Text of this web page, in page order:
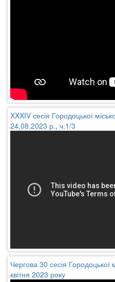
XXXIV сесія Городоцької
24.08.2023 р., ч.1/3
Чергова 30 сесія Городоцької
квітня 2023 року